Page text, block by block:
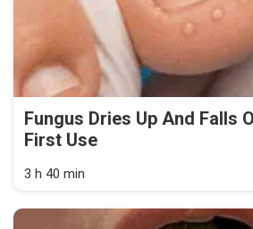
Fungus Dries Up And Falls
First Use
3 h 40 min